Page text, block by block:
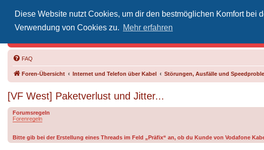
Diese Website nutzt Cookies, um dir den bestmöglichen Komfort
Verwendung von Cookies zu. Mehr erfahren
FAQ
Foren-Übersicht Internet und Telefon über Kabel Störungen, Ausfälle und
[VF West] Paketverlust und Jitter...
Forumsregeln
Forenregeln
Bitte gib bei der Erstellung eines Threads im Feld „Präfix“ an, ob du Kunde von Vodafone